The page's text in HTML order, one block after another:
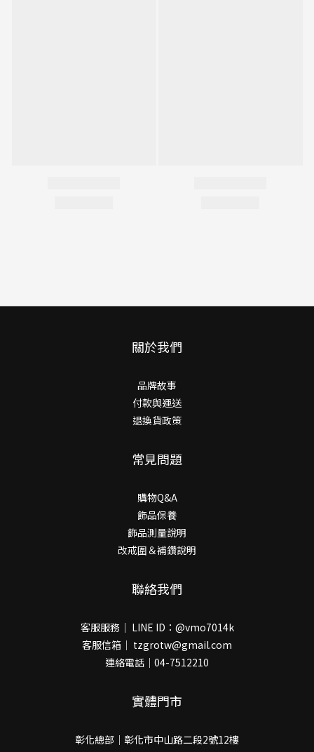
關於我們
品牌故事
付款與運送
退換貨政策
常見問題
購物Q&A
飾品保養
飾品測量說明
改戒圍＆補鑽說明
聯絡我們
客服服務｜ LINE ID：@vmo7014k
客服信箱｜ tzgrotw@gmail.com
連絡電話｜04-7512210
實體門市
彰化總部｜彰化市中山路二段2號12樓